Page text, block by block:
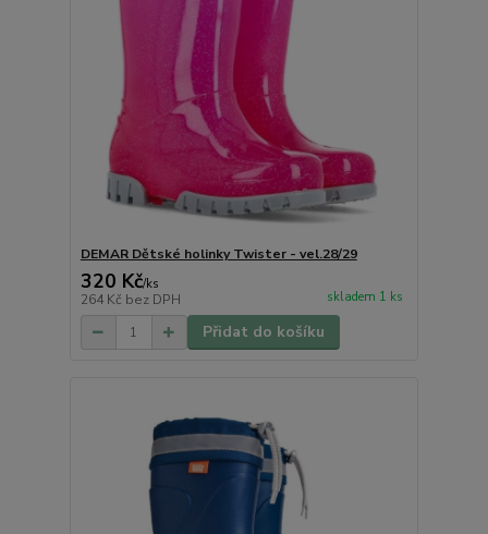
DEMAR Dětské holinky Twister - vel.28/29
320 Kč/ks
264 Kč bez DPH skladem 1 ks
Přidat do košíku